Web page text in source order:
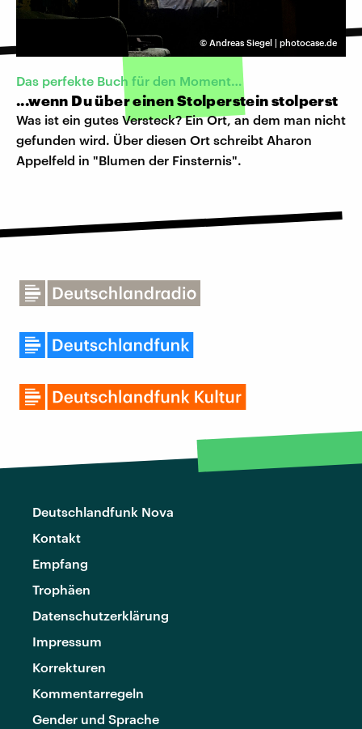
© Andreas Siegel | photocase.de
Das perfekte Buch für den Moment…
...wenn Du über einen Stolperstein stolperst
Was ist ein gutes Versteck? Ein Ort, an dem man nicht
gefunden wird. Über diesen Ort schreibt Aharon
Appelfeld in "Blumen der Finsternis".
Deutschlandfunk Nova
Kontakt
Empfang
Trophäen
Datenschutzerklärung
Impressum
Korrekturen
Kommentarregeln
Gender und Sprache